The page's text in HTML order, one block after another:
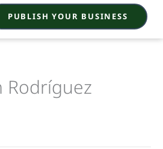
PUBLISH YOUR BUSINESS
Rodríguez